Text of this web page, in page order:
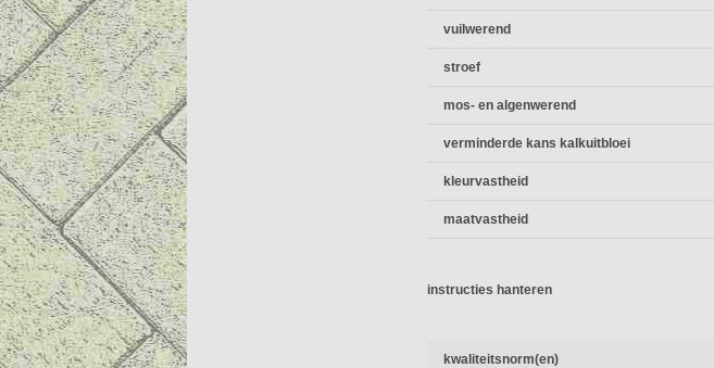
vuilwerend
stroef
mos- en algenwerend
verminderde kans kalkuitbloei
kleurvastheid
maatvastheid
instructies hanteren
kwaliteitsnorm(en)